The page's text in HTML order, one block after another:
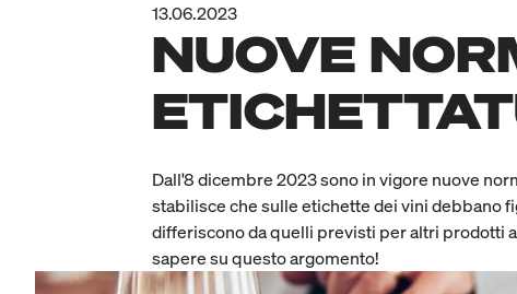
13.06.2023
NUOVE
Dall'8 dicembre 2023 sono in vigore nuove
stabilisce che sulle etichette dei vini debbano
differiscono da quelli previsti per altri prodotti
sapere su questo argomento!